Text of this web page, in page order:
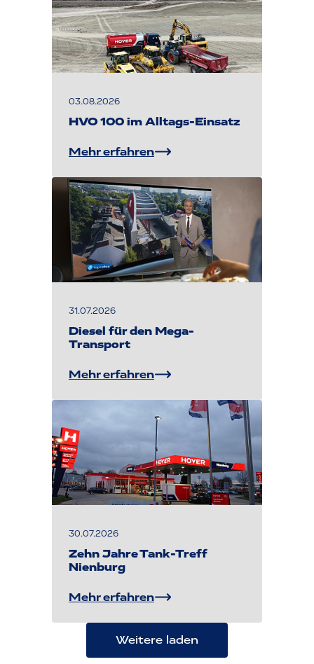
03.08.2026
HVO 100 im Alltags-Einsatz
Mehr erfahren
31.07.2026
Diesel für den Mega-
Transport
Mehr erfahren
30.07.2026
Zehn Jahre Tank-Treff
Nienburg
Mehr erfahren
Weitere laden